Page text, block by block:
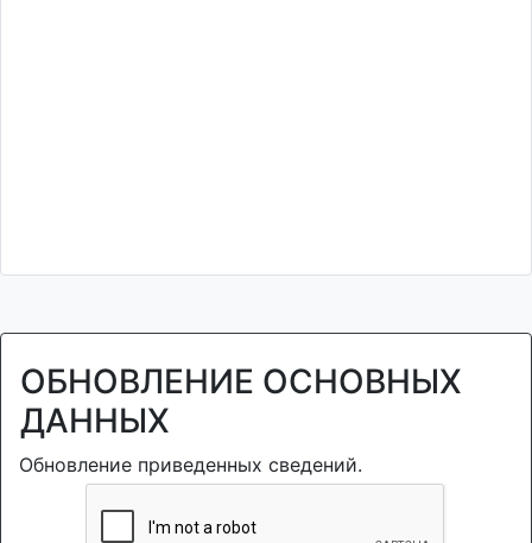
ОБНОВЛЕНИЕ ОСНОВНЫХ
ДАННЫХ
Обновление приведенных сведений.